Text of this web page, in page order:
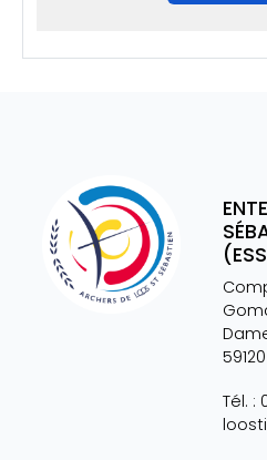
59120
Tél. :